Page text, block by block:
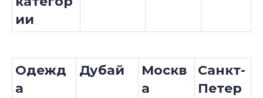
ии
Одежд
а
Дубай
Москв
а
Санкт-
Петер